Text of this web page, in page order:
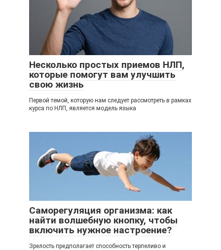
Несколько простых приемов НЛП,
которые помогут вам улучшить
свою жизнь
Первой темой, которую нам следует рассмотреть в рамках
курса по НЛП, является модель языка
Саморегуляция организма: как
найти волшебную кнопку, чтобы
включить нужное настроение?
Зрелость предполагает способность терпеливо и